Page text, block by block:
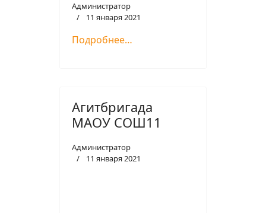
Администратор
11 января 2021
Подробнее…
Агитбригада
МАОУ СОШ11
Администратор
11 января 2021